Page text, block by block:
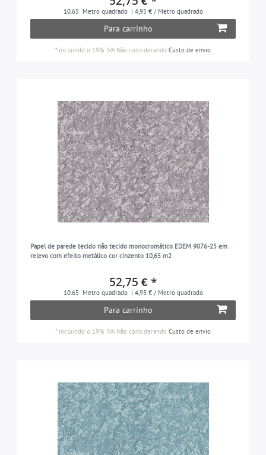
10.65 Metro quadrado | 4,95 € / Metro quadrado
Para carrinho
* incluindo o 19% IVA Não considerando Custo de envio
Papel de parede tecido não tecido monocromático EDEM 9076-25 em
relevo com efeito metálico cor cinzento 10,65 m2
52,75 € *
10.65 Metro quadrado | 4,95 € / Metro quadrado
Para carrinho
* incluindo o 19% IVA Não considerando Custo de envio